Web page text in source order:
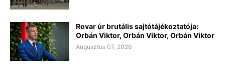
Rovar úr brutális sajtótájékoztatója:
Orbán Viktor, Orbán Viktor, Orbán Viktor
Augusztus 07, 2026